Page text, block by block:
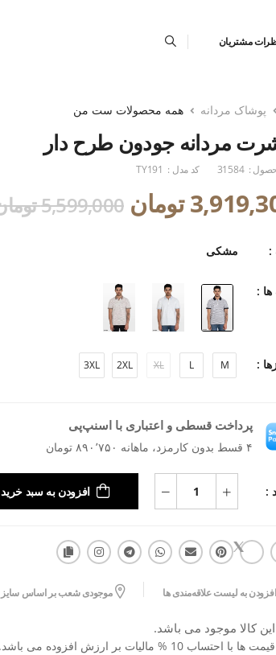
مشتریان
پوشاک مردانه همه محصولات ست من
مردانه جودون طرح دار
:
31584 کد مدل : TY191
تومان 5,599,000 تومان
: مشکی
:
:
M
L
XL
2XL
3XL
پرداخت قسطی و اعتباری با اسنپ‌پی
۴ قسط بدون کارمزد، ماهانه ۸۹۰٬۷۵۰ تومان
: افزودن به سبد خرید
افزودن به لیست علاقه‌مندی ها موجودی شعب بر اساس سایز
این کالا موجود می باشد.
قیمت ها با احتساب 10 % مالیات بر ارزش افزوده می باشد.